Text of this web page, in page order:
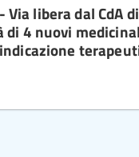
libera dal CdA
4 nuovi